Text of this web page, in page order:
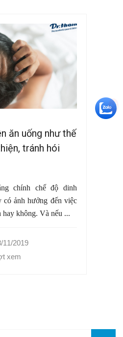
ăn uống như thế
tránh hói
chính chế độ dinh
có ảnh hưởng đến việc
hay không. Và nếu ...
11/2019
xem
+5